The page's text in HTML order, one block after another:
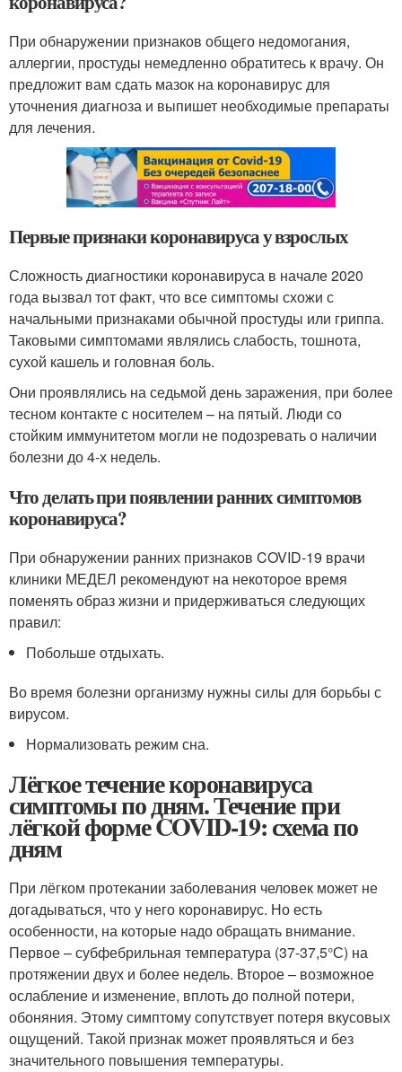
При обнаружении признаков общего недомогания,
аллергии, простуды немедленно обратитесь к врачу. Он
предложит вам сдать мазок на коронавирус для
уточнения диагноза и выпишет необходимые препараты
для лечения.
Первые признаки коронавируса у взрослых
Сложность диагностики коронавируса в начале 2020
года вызвал тот факт, что все симптомы схожи с
начальными признаками обычной простуды или гриппа.
Таковыми симптомами являлись слабость, тошнота,
сухой кашель и головная боль.
Они проявлялись на седьмой день заражения, при более
тесном контакте с носителем – на пятый. Люди со
стойким иммунитетом могли не подозревать о наличии
болезни до 4-х недель.
Что делать при появлении ранних симптомов
коронавируса?
При обнаружении ранних признаков COVID-19 врачи
клиники МЕДЕЛ рекомендуют на некоторое время
поменять образ жизни и придерживаться следующих
правил:
Побольше отдыхать.
Во время болезни организму нужны силы для борьбы с
вирусом.
Нормализовать режим сна.
Лёгкое течение коронавируса
симптомы по дням. Течение при
лёгкой форме COVID-19: схема по
дням
При лёгком протекании заболевания человек может не
догадываться, что у него коронавирус. Но есть
особенности, на которые надо обращать внимание.
Первое – субфебрильная температура (37-37,5°С) на
протяжении двух и более недель. Второе – возможное
ослабление и изменение, вплоть до полной потери,
обоняния. Этому симптому сопутствует потеря вкусовых
ощущений. Такой признак может проявляться и без
значительного повышения температуры.